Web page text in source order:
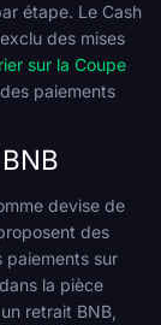
étape. Le Cash
des mises
sur la Coupe
paiements
devise de
des
paiements sur
la pièce
retrait BNB,